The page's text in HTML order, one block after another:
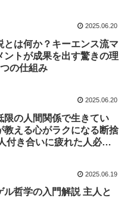
2025.06.20
とは何か？キーエンス流マ
ントが成果を出す驚きの理
の仕組み
2025.06.20
限の人間関係で生きてい
教える心がラクになる断捨
付き合いに疲れた人必見
2025.06.19
ル哲学の入門解説 主人と